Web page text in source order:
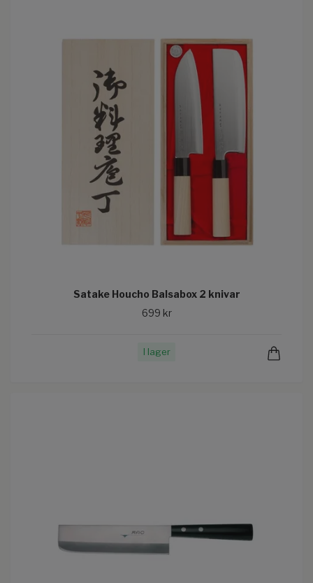
Satake Houcho Balsabox 2 knivar
699 kr
I lager